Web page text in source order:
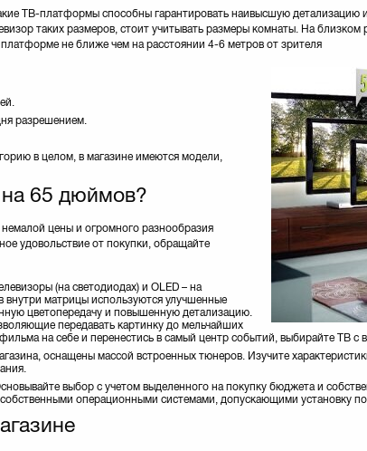
ТВ-платформы способны гарантировать наивысшую детализацию
таких размеров, стоит учитывать размеры комнаты. На близком
не ближе чем на расстоянии 4-6 метров от зрителя
разрешением.
в целом, в магазине имеются модели,
65 дюймов?
цены и огромного разнообразия
удовольствие от покупки, обращайте
(на светодиодах) и ОLED – на
внутри матрицы используются улучшенные
цветопередачу и повышенную детализацию.
передавать картинку до мельчайших
на себе и перенестись в самый центр событий, выбирайте ТВ с
оснащены массой встроенных тюнеров. Изучите
выбор с учетом выделенного на покупку бюджета и
операционными системами, допускающими установку